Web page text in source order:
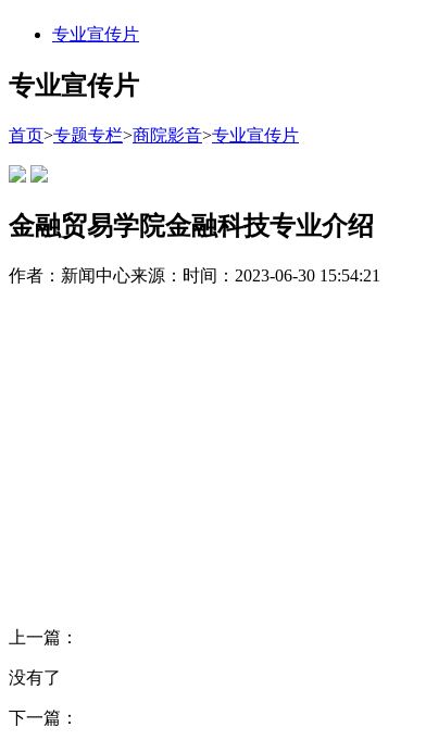
专业宣传片
专业宣传片
首页>专题专栏>商院影音>专业宣传片
金融贸易学院金融科技专业介绍
作者：新闻中心来源： 时间：2023-06-30 15:54:21
上一篇：
没有了
下一篇：